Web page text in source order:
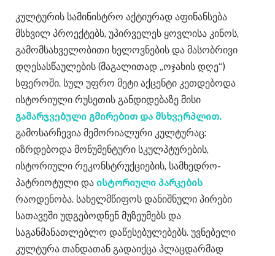
კულტურის სამინისტრო აქტიურად აფინანსება
მსხვილ პროექტებს, უპირველეს ყოვლისა კინოს,
გამომსახველობითი ხელოვნების და მასობრივი
დღესასწაულების (მაგალითად „ოჯახის დღე“)
სფეროში. სულ უფრო მეტი აქცენტი კეთდებოდა
ისტორიული რუსეთის განდიდებაზე მისი
გამარჯვებული გმირებით და მსხვერპლით.
გამოსარჩევია მემორიალური კულტურაც:
იზრდებოდა მონუმენტური სკულპტურების,
ისტორიული რეკონსტრუქციების, სამხედრო-
პატრიოტული და ისტორიული პარკების
რაოდენობა. სახელმწიფოს დანიშნული პირები
სათავეში უდგებოდნენ მუზეუმებს და
საგანმანათლებლო დაწესებულებებს. უვნებელი
კულტურა თანდათან გადაიქცა პლაცდარმად